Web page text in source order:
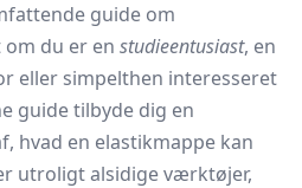
guide om
om du er en studieentusiast, en
eller simpelthen interesseret
guide tilbyde dig en
hvad en elastikmappe kan
utroligt alsidige værktøjer,